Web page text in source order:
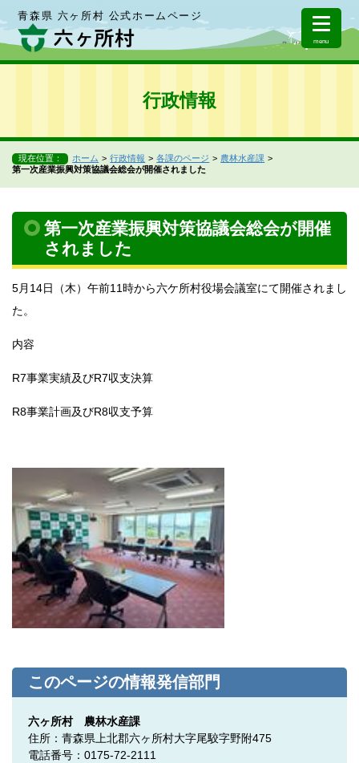
青森県 六ヶ所村 公式ホームページ
menu
行政情報
現在位置： ホーム 行政情報 各課のページ
農林水産課
第一次産業振興対策協議会総会が開催されました
第一次産業振興対策協議会総会が開催
されました
5月14日（木）午前11時から六ケ所村役場会議室にて開催されまし
た。
内容
R7事業実績及びR7収支決算
R8事業計画及びR8収支予算
このページの情報発信部門
六ヶ所村 農林水産課
住所：青森県上北郡六ヶ所村大字尾駮字野附475
電話番号：0175-72-2111